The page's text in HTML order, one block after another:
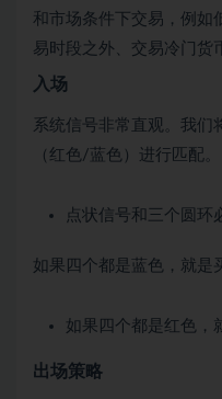
和市场条件下交易，例如
易时段之外、交易冷门货
入场
系统信号非常直观。我
（红色/蓝色）进行匹配。
点状信号和三个圆环
如果四个都是蓝色，就是
如果四个都是红色，
出场策略